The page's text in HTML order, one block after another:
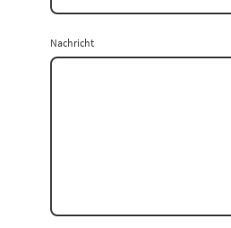
Nachricht